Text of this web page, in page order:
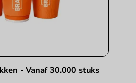
- Vanaf 30.000 stuks